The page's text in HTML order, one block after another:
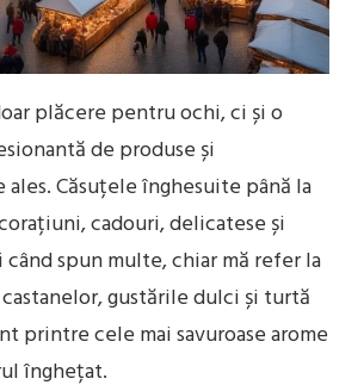
plăcere pentru ochi, ci și o
de produse și
ales. Căsuțele înghesuite până la
cadouri, delicatese și
spun multe, chiar mă refer la
gustările dulci și turtă
printre cele mai savuroase arome
înghețat.